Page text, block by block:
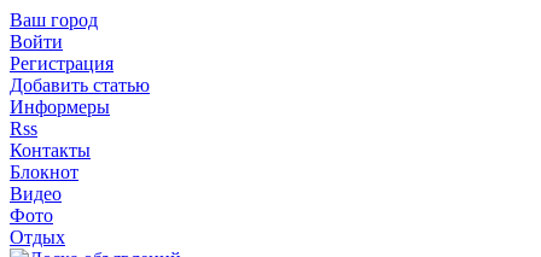
Ваш город
Войти
Регистрация
Добавить статью
Информеры
Rss
Контакты
Блокнот
Видео
Фото
Отдых